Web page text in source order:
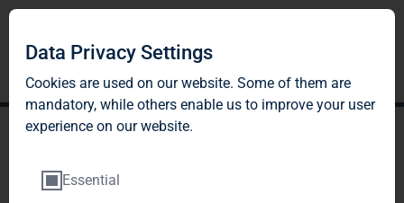
Data Privacy Settings
Cookies are used on our website. Some of them are
mandatory, while others enable us to improve your user
experience on our website.
Essential